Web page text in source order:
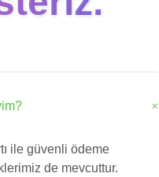
ile güvenli ödeme
de mevcuttur.